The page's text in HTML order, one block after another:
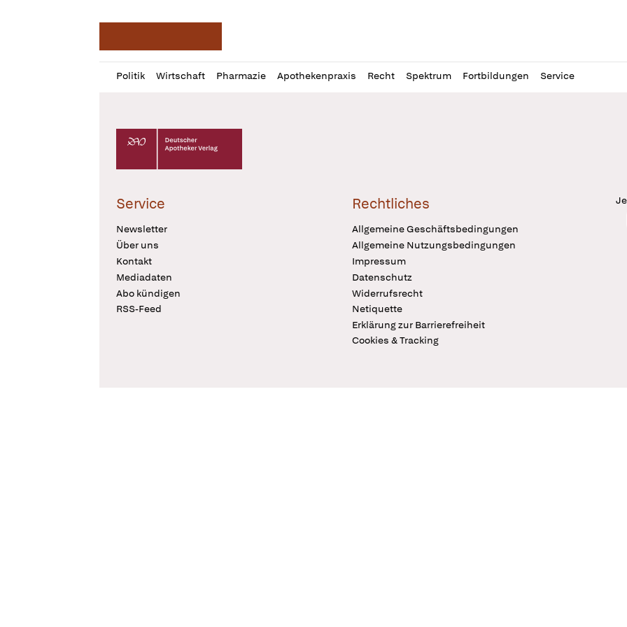
Politik Wirtschaft Pharmazie Apothekenpraxis Recht Spektrum Fortbildungen Service
Profil
öffnen
Daz
Pur
Deutscher Apotheker Verlag Logo
Service
Newsletter
Über uns
Kontakt
Mediadaten
Abo kündigen
RSS-Feed
Rechtliches
Allgemeine Geschäftsbedingungen
Allgemeine Nutzungsbedingungen
Impressum
Datenschutz
Widerrufsrecht
Netiquette
Erklärung zur Barrierefreiheit
Cookies & Tracking